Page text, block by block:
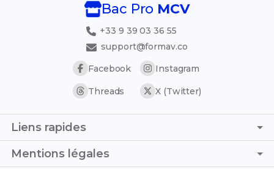
Bac Pro MCV
+33 9 39 03 36 55
support@formav.co
Facebook
Instagram
Threads X (Twitter)
Liens rapides
Page d'accueil
Mentions légales